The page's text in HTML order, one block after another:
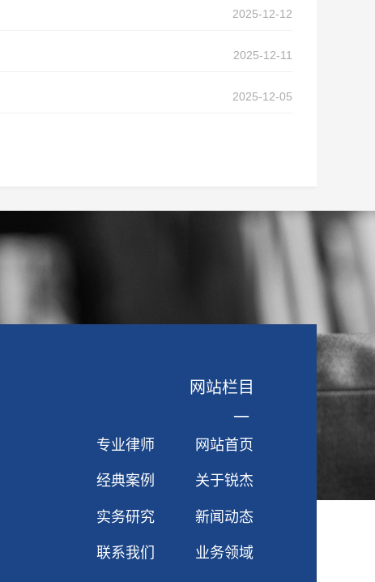
2025-12-12
2025-12-11
2025-12-05
一
网站首页
专业律师
经典案例
新闻动态
业务领域
联系我们
实务研究
关于锐杰
网站栏目